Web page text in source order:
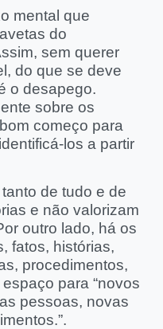
mental que
do
sem querer
do que se deve
o desapego.
sobre os
começo para
los a partir
de tudo e de
e não valorizam
outro lado, há os
fatos, histórias,
procedimentos,
para “novos
pessoas, novas